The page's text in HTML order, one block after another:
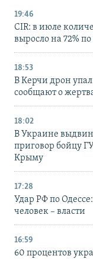
19:46
CIR: в июле
выросло на 72%
18:53
В Керчи дрон
сообщают о
18:02
В Украине
приговор бойцу
Крыму
17:28
Удар РФ по
человек – власти
16:59
60 процентов